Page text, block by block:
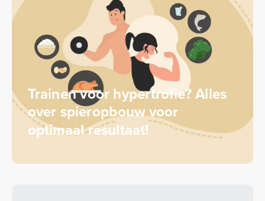
Trainen voor hypertrofie? Alles
over spieropbouw voor
optimaal resultaat!